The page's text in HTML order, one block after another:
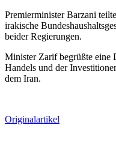
Premierminister Barzani
irakische
beider Regierungen.
Minister Zarif begrüßte eine
Handels und der
dem Iran.
Originalartikel